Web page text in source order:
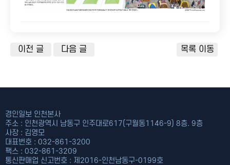
단체접수 언론보도
자주하는 질문
이전 글 다음 글 목록 이동
경인일보 인천본사
주소 : 인천광역시 남동구 인주대로617(구월동1146-9) 8층. 9층
사장 : 김영모
대표번호 : 032-861-3200
팩스 : 032-861-3209
통신판매업 신고번호 : 제2016-인천남동구-0199호